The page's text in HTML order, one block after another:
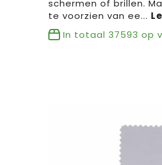
schermen of brillen.
te voorzien van ee...
In totaal 37593 op